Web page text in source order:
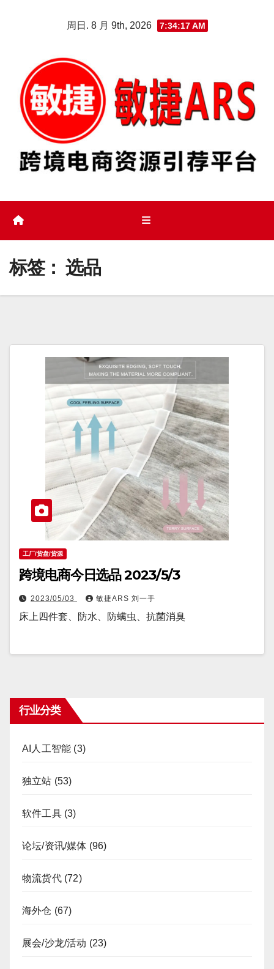
周日. 8 月 9th, 2026 7:34:17 AM
标签： 选品
工厂/货盘/货源
跨境电商今日选品 2023/5/3
2023/05/03 敏捷ARS 刘一手
床上四件套、防水、防螨虫、抗菌消臭
行业分类
AI人工智能 (3)
独立站 (53)
软件工具(3)
论坛/资讯/媒体 (96)
物流货代(72)
海外仓 (67)
展会/沙龙/活动 (23)